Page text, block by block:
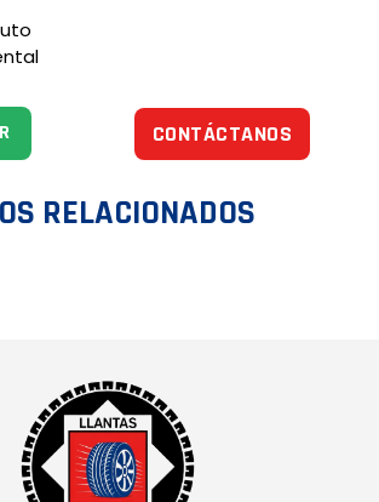
CONTÁCTANOS
RELACIONADOS